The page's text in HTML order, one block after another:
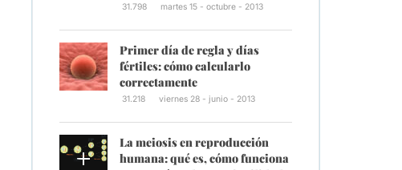
31.798 martes 15 - octubre - 2013
Primer día de regla y días
fértiles: cómo calcularlo
correctamente
31.218 viernes 28 - junio - 2013
La meiosis en reproducción
humana: qué es, cómo funciona